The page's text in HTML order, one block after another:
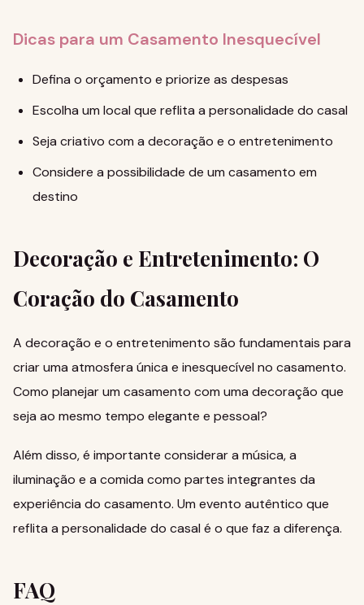
Dicas para um Casamento Inesquecível
Defina o orçamento e priorize as despesas
Escolha um local que reflita a personalidade do casal
Seja criativo com a decoração e o entretenimento
Considere a possibilidade de um casamento em
destino
Decoração e Entretenimento: O
Coração do Casamento
A decoração e o entretenimento são fundamentais para
criar uma atmosfera única e inesquecível no casamento.
Como planejar um casamento com uma decoração que
seja ao mesmo tempo elegante e pessoal?
Além disso, é importante considerar a música, a
iluminação e a comida como partes integrantes da
experiência do casamento. Um evento autêntico que
reflita a personalidade do casal é o que faz a diferença.
FAQ